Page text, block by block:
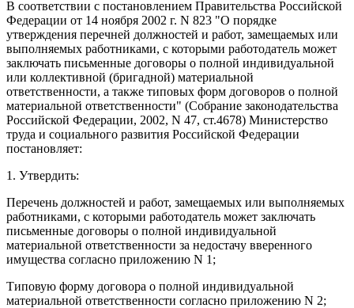
В соответствии с постановлением Правительства Российской
Федерации от 14 ноября 2002 г. N 823 "О порядке
утверждения перечней должностей и работ, замещаемых или
выполняемых работниками, с которыми работодатель может
заключать письменные договоры о полной индивидуальной
или коллективной (бригадной) материальной
ответственности, а также типовых форм договоров о полной
материальной ответственности" (Собрание законодательства
Российской Федерации, 2002, N 47, ст.4678) Министерство
труда и социального развития Российской Федерации
постановляет:
1. Утвердить:
Перечень должностей и работ, замещаемых или выполняемых
работниками, с которыми работодатель может заключать
письменные договоры о полной индивидуальной
материальной ответственности за недостачу вверенного
имущества согласно приложению N 1;
Типовую форму договора о полной индивидуальной
материальной ответственности согласно приложению N 2;